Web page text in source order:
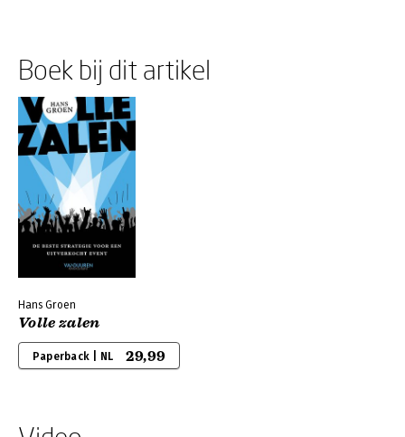
Boek bij dit artikel
Hans Groen
Volle zalen
Paperback | NL 29,99